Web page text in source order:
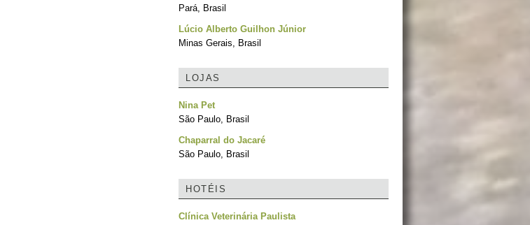
Pará, Brasil
Lúcio Alberto Guilhon Júnior
Minas Gerais, Brasil
LOJAS
Nina Pet
São Paulo, Brasil
Chaparral do Jacaré
São Paulo, Brasil
HOTÉIS
Clínica Veterinária Paulista